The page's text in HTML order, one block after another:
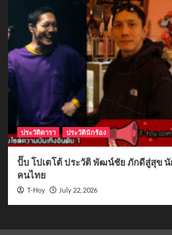
ประวัติดารา ประวัตินักร้อง
ปั๊บ โปเตโต้ ประวัติ พัฒน์ชัย ภักดีสู่สุข นั
คนไทย
T-Hoy July 22, 2026